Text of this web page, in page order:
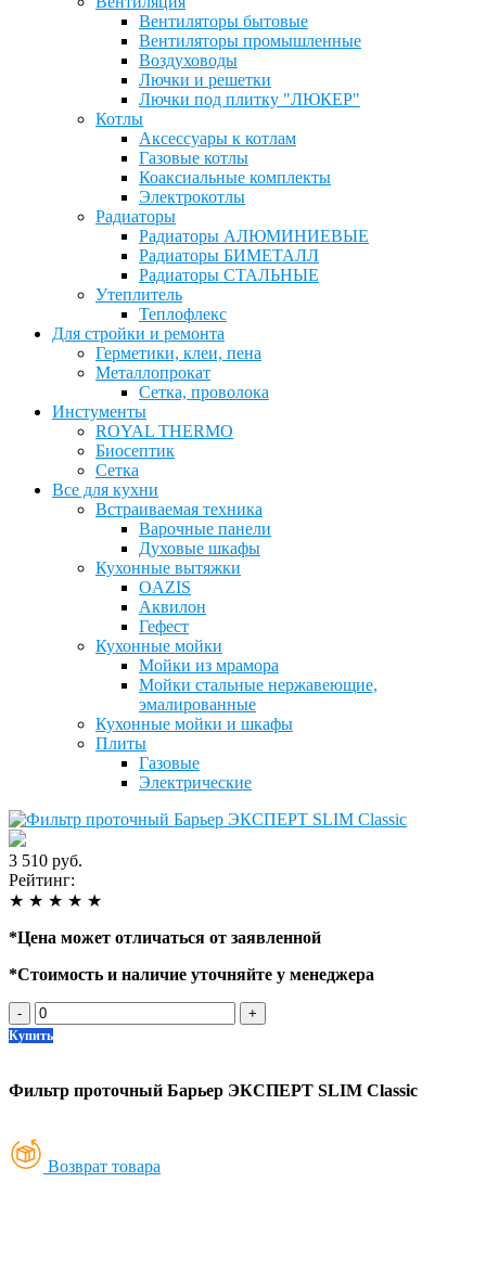
Вентиляторы бытовые
Вентиляторы промышленные
Воздуховоды
Лючки и решетки
Лючки под плитку "ЛЮКЕР"
Котлы
Аксессуары к котлам
Газовые котлы
Коаксиальные комплекты
Электрокотлы
Радиаторы
Радиаторы АЛЮМИНИЕВЫЕ
Радиаторы БИМЕТАЛЛ
Радиаторы СТАЛЬНЫЕ
Утеплитель
Теплофлекс
Для стройки и ремонта
Герметики, клеи, пена
Металлопрокат
Сетка, проволока
Инстументы
ROYAL THERMO
Биосептик
Сетка
Все для кухни
Встраиваемая техника
Варочные панели
Духовые шкафы
Кухонные вытяжки
OAZIS
Аквилон
Гефест
Кухонные мойки
Мойки из мрамора
Мойки стальные нержавеющие,
эмалированные
Кухонные мойки и шкафы
Плиты
Газовые
Электрические
3 510 руб.
Рейтинг:
★ ★ ★ ★ ★
*Цена может отличаться от заявленной
*Стоимость и наличие уточняйте у менеджера
- +
Купить
Фильтр проточный Барьер ЭКСПЕРТ SLIM Classic
Возврат товара